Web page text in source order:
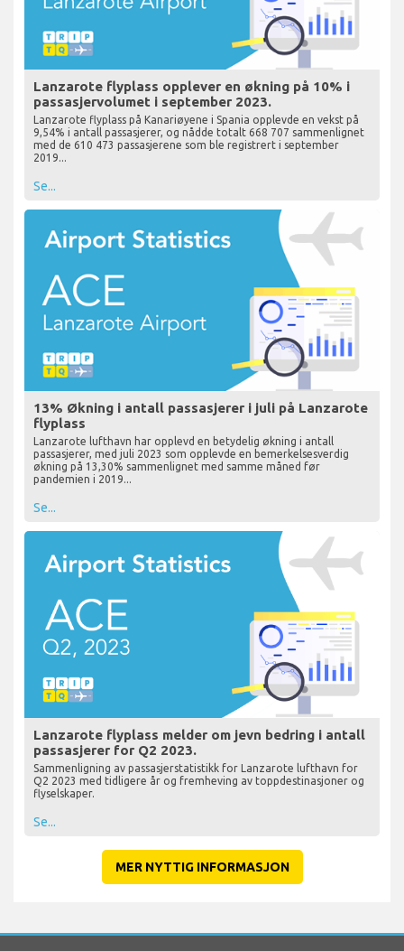
Lanzarote flyplass opplever en økning på 10% i
passasjervolumet i september 2023.
Lanzarote flyplass på Kanariøyene i Spania opplevde en vekst på
9,54% i antall passasjerer, og nådde totalt 668 707 sammenlignet
med de 610 473 passasjerene som ble registrert i september
2019...
Se...
13% Økning i antall passasjerer i juli på Lanzarote
flyplass
Lanzarote lufthavn har opplevd en betydelig økning i antall
passasjerer, med juli 2023 som opplevde en bemerkelsesverdig
økning på 13,30% sammenlignet med samme måned før
pandemien i 2019...
Se...
Lanzarote flyplass melder om jevn bedring i antall
passasjerer for Q2 2023.
Sammenligning av passasjerstatistikk for Lanzarote lufthavn for
Q2 2023 med tidligere år og fremheving av toppdestinasjoner og
flyselskaper.
Se...
MER NYTTIG INFORMASJON